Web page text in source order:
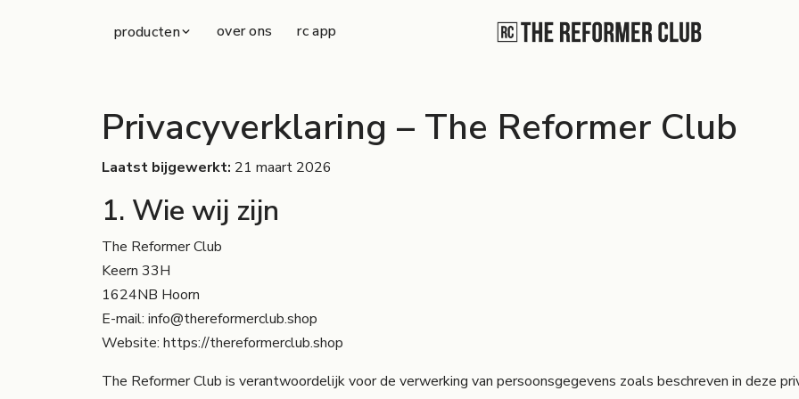
producten
over ons rc app
Privacyverklaring – The Reformer Club
Laatst bijgewerkt: 21 maart 2026
1. Wie wij zijn
The Reformer Club
Keern 33H
1624NB Hoorn
E-mail: info@thereformerclub.shop
Website: https://thereformerclub.shop
The Reformer Club is verantwoordelijk voor de verwerking van persoonsgegevens zoals beschreven in deze